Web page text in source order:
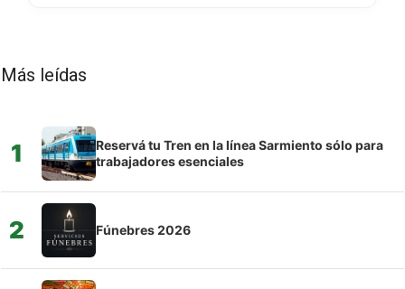
Más leídas
1
Reservá tu Tren en la línea Sarmiento sólo para
trabajadores esenciales
2 Fúnebres 2026